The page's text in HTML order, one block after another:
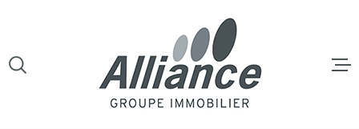
recherche
principal
VOTRE
RECHERCHE